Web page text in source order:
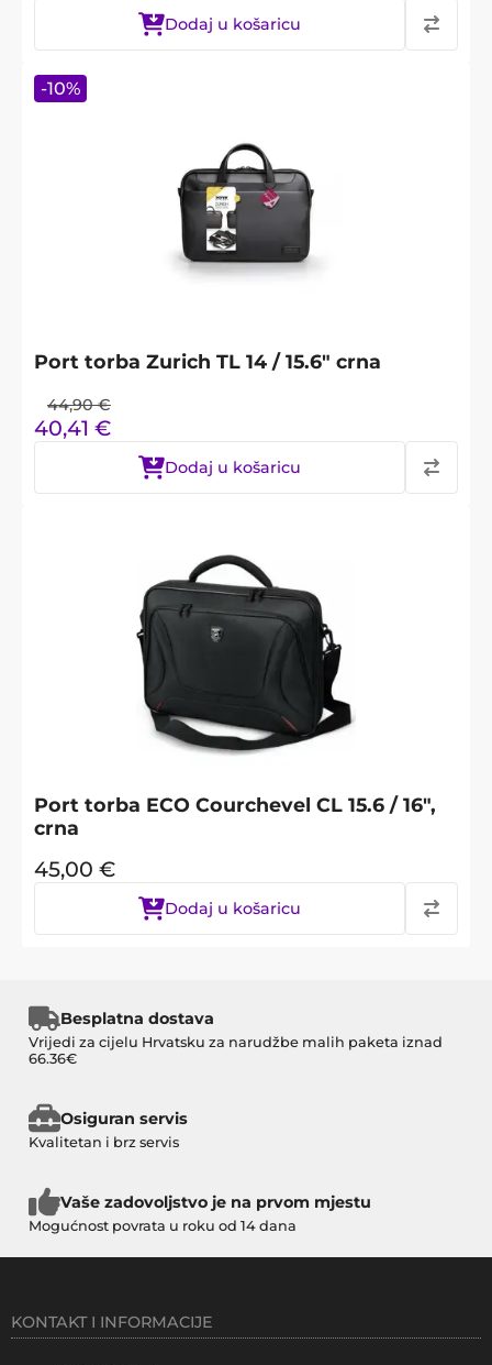
Dodaj u košaricu
Port torba Zurich TL 14 / 15.6" crna
44,90 €
40,41 €
Dodaj u košaricu
-10%
Port torba ECO Courchevel CL 15.6 / 16",
crna
45,00 €
Dodaj u košaricu
Besplatna dostava
Vrijedi za cijelu Hrvatsku za narudžbe malih paketa iznad
66.36€
Osiguran servis
Kvalitetan i brz servis
Vaše zadovoljstvo je na prvom mjestu
Mogućnost povrata u roku od 14 dana
KONTAKT I INFORMACIJE